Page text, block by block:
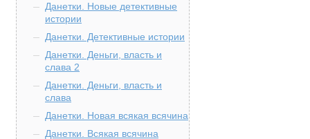
Данетки. Новые детективные
истории
Данетки. Детективные истории
Данетки. Деньги, власть и
слава 2
Данетки. Деньги, власть и
слава
Данетки. Новая всякая всячина
Данетки. Всякая всячина